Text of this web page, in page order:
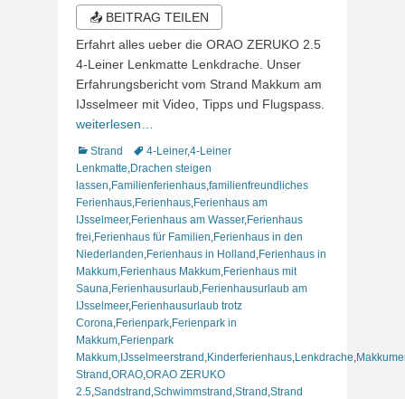
📤 BEITRAG TEILEN
Erfahrt alles ueber die ORAO ZERUKO 2.5
4-Leiner Lenkmatte Lenkdrache. Unser
Erfahrungsbericht vom Strand Makkum am
IJsselmeer mit Video, Tipps und Flugspass.
weiterlesen…
Kategorien
Strand Schlagworte
4-Leiner,4-Leiner
Lenkmatte Drachen steigen
lassen Familienferienhaus familienfreundliches
Ferienhaus Ferienhaus Ferienhaus am
IJsselmeer, Ferienhaus am Wasser, Ferienhaus
frei Ferienhaus für Familien Ferienhaus in den
Niederlanden Ferienhaus in Holland Ferienhaus in
Makkum Ferienhaus Makkum Ferienhaus mit
Sauna Ferienhausurlaub Ferienhausurlaub am
IJsselmeer, Ferienhausurlaub trotz
Corona Ferienpark Ferienpark in
Makkum Ferienpark
Makkum IJsselmeerstrand Kinderferienhaus Lenkdrache
Strand ORAO ORAO ZERUKO
2.5 Sandstrand Schwimmstrand Strand Strand